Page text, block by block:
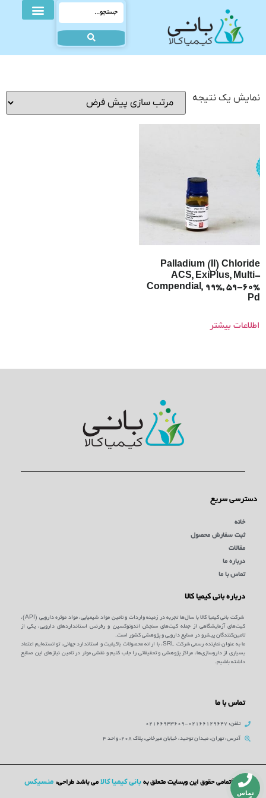
نمایش یک نتیجه
Palladium (II) Chloride
ACS, ExiPlus, Multi-
Compendial, 99%, 59-60%
Pd
اطلاعات بیشتر
دسترسی سریع
خانه
ثبت سفارش محصول
مقالات
درباره ما
تماس با ما
درباره بانی کیمیا کالا
شرکت بانی کیمیا کالا با سال‌ها تجربه در زمینه واردات و تامین مواد شیمیایی، مواد موثره دارویی (API)،
کیت‌های آزمایشگاهی از جمله کیت‌های سنجش اندوتوکسین و رفرنس استانداردهای دارویی، یکی از
تامین‌کنندگان پیشرو در صنایع دارویی و پژوهشی کشور است.
ما به عنوان نماینده رسمی شرکت SRL، با ارائه محصولات باکیفیت و استاندارد جهانی، توانسته‌ایم اعتماد
بسیاری از داروسازی‌ها، مراکز پژوهشی و تحقیقاتی را جلب کنیم و نقشی موثر در تامین نیازهای این صنایع
داشته باشیم.
تماس با ما
تلفن: 02166129647-02166943609
آدرس: تهران، میدان توحید، خیابان میرخانی، پلاک 208، واحد 4
©تمامی حقوق این وبسایت متعلق به بانی کیمیا کالا می باشد طراحی: منسیکس
تماس